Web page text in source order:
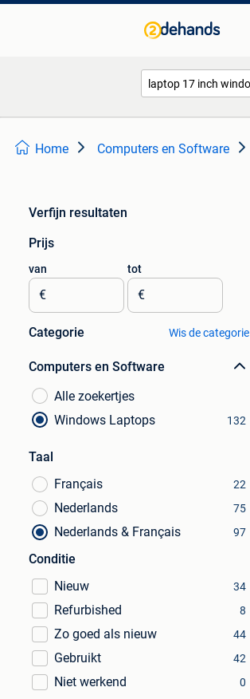
Home Computers en Software
Verfijn resultaten
Prijs
van
€
tot
€
Categorie Wis de categorie
Computers en Software
Alle zoekertjes
Windows Laptops
132
Taal
Français
22
Nederlands 75
Nederlands & Français 97
Conditie
Nieuw
34
Refurbished 8
Zo goed als nieuw 44
Gebruikt 42
Niet werkend 0